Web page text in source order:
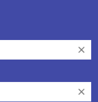
Clear
Clear